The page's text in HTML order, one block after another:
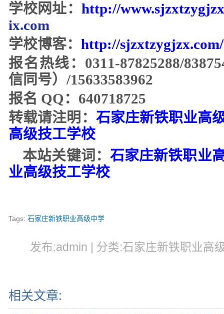
学校网址： http://www.s
ix.com
学校博客：http://
报名热线： 0311-87825288/
信同号）/15633583962
报名 QQ：640718725
转载请注明： 石家庄新铁职业高
高级技工学校
本站关键词： 石家庄新铁职业
业高级技工学校
Tags:石家庄新铁职业高级中学
发布:admin | 分类:石家庄新铁职业高
相关文章: